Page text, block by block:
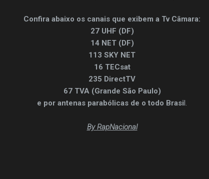
Confira abaixo os canais que exibem a Tv Câmara:
27 UHF (DF)
14 NET (DF)
113 SKY NET
16 TECsat
235 DirectTV
67 TVA (Grande São Paulo)
e por antenas parabólicas de o todo Brasil.
By RapNacional